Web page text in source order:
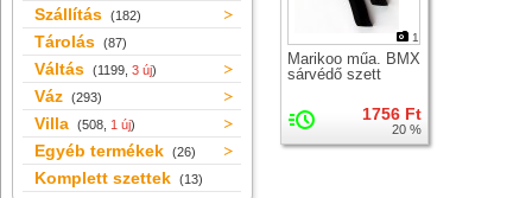
Szállítás (182)
Tárolás (87)
Váltás (1199, 3 új)
Váz (293)
Villa (508, 1 új)
Egyéb termékek (26)
Komplett szettek (13)
1
Marikoo műa. BMX
sárvédő szett
1756 Ft
20 %